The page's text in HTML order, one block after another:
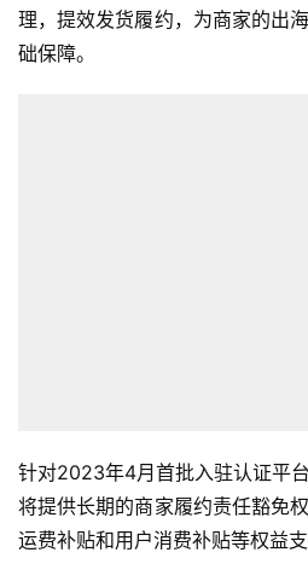
理，提效发货履约，为商家的出
础保障。
针对2023年4月首批入驻认证平
将提供长期的商家履约责任豁免
运费补贴和用户消费补贴等权益支